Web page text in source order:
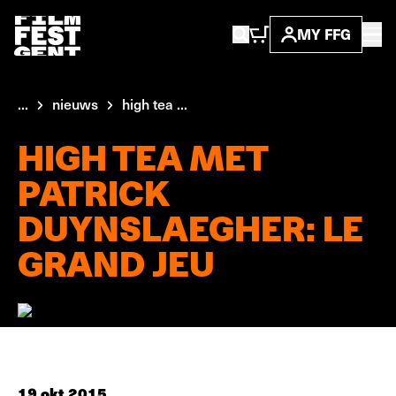
MY FFG
... nieuws high tea ...
HIGH TEA MET
PATRICK
DUYNSLAEGHER: LE
GRAND JEU